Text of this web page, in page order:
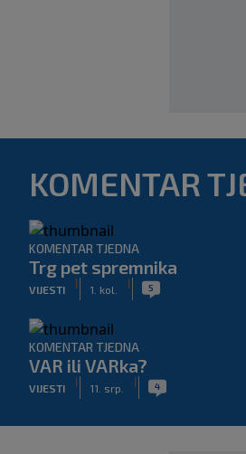
KOMENTAR
KOMENTAR TJEDNA
Trg pet spremnika
VIJESTI
|
1. kol.
| 5
KOMENTAR TJEDNA
VAR ili VARka?
VIJESTI
|
11. srp.
| 4